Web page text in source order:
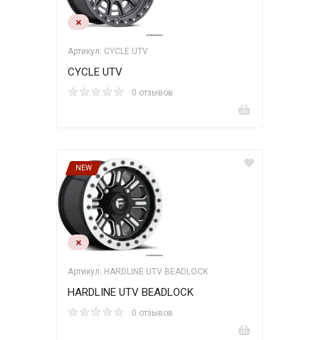
Артикул: CYCLE UTV
CYCLE UTV
0 отзывов
NEW
Артикул: HARDLINE UTV BEADLOCK
HARDLINE UTV BEADLOCK
0 отзывов